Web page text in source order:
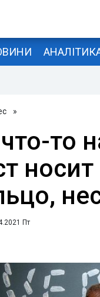
»
то
Пт